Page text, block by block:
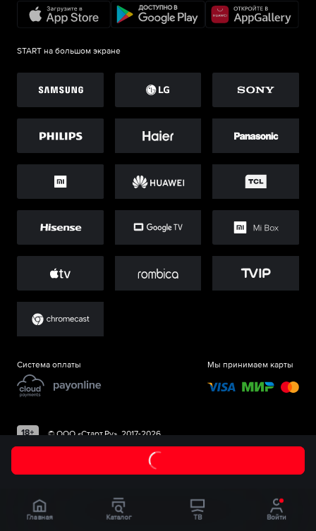
START на большом экране
Система оплаты Мы принимаем карты
©ООО «Старт.Ру», 2017-2026
Главная Каталог ТВ Войти